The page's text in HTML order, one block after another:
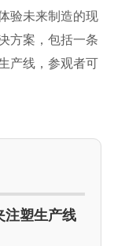
验未来制造的现
方案，包括一条
产线，参观者可
注塑生产线